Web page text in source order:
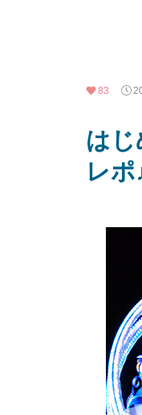
83
は
レポ